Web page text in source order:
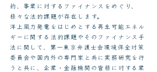
約、事業に対するファイナンスをめぐり、
様々な法的課題が存在します。
洋上風力発電をはじめとする再生可能エネル
ギーに関する法的課題やそのファイナンス手
法に関して、第一東京弁護士会環境保全対策
委員会や国内外の専門家と共に実務研究を行
うと共に、企業・金融機関の皆様に対する業